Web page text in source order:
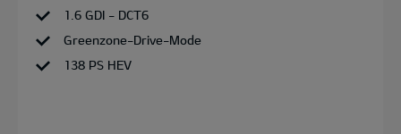
1.6 GDI - DCT6
Greenzone-Drive-Mode
138 PS HEV